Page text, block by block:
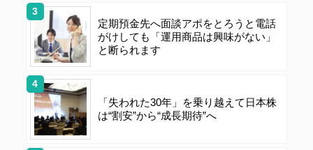
定期預金先へ面談アポをとろうと電話
がけしても「運用商品は興味がない」
と断られます
「失われた30年」を乗り越えて日本株
は“割安”から“成長期待”へ